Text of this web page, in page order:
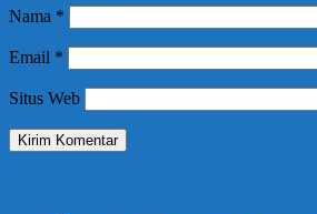
Nama *
Email *
Situs Web